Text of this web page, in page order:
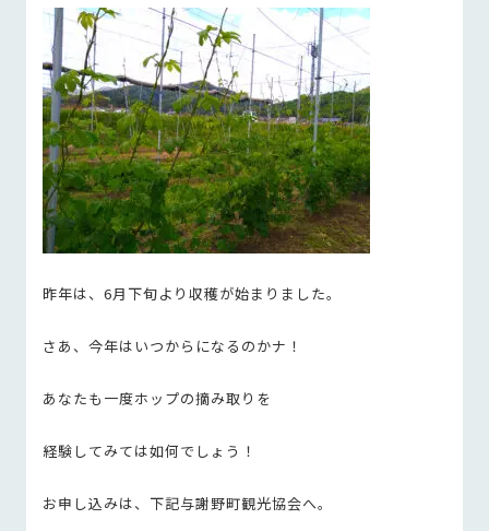
昨年は、6月下旬より収穫が始まりました。
さあ、今年はいつからになるのかナ！
あなたも一度ホップの摘み取りを
経験してみては如何でしょう！
お申し込みは、下記与謝野町観光協会へ。